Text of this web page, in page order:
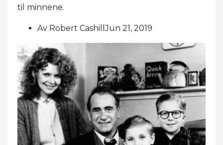
til minnene.
Av Robert CashillJun 21, 2019